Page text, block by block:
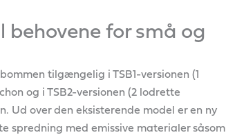
behovene for små og
tilgængelig i TSB1-versionen (1
og i TSB2-versionen (2 lodrette
Ud over den eksisterende model er en ny
spredning med emissive materialer såsom